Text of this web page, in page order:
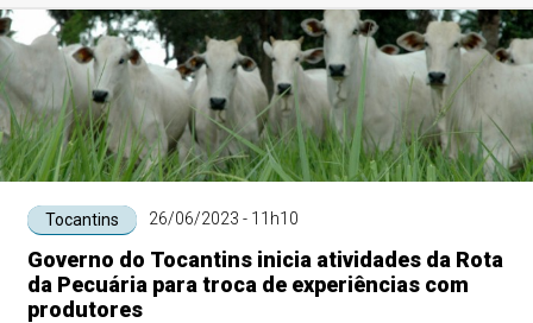
Tocantins 26/06/2023 - 11h10
Governo do Tocantins inicia atividades da Rota
da Pecuária para troca de experiências com
produtores